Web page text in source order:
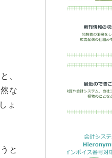
、
な
ょ
と